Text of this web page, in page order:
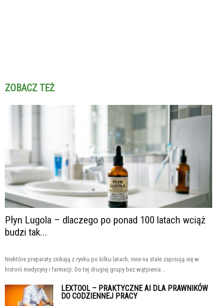
ZOBACZ TEŻ
Płyn Lugola – dlaczego po ponad 100 latach wciąż
budzi tak...
Niektóre preparaty znikają z rynku po kilku latach, inne na stałe zapisują się w
historii medycyny i farmacji. Do tej drugiej grupy bez wątpienia...
LEXTOOL – PRAKTYCZNE AI DLA PRAWNIKÓW
DO CODZIENNEJ PRACY